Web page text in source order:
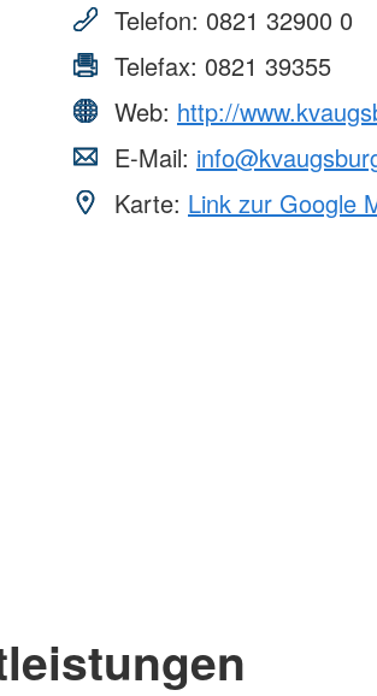
Telefon: 0821 32900 0
Telefax: 0821 39355
Web: http://
E-Mail:
Karte: Link zur Google